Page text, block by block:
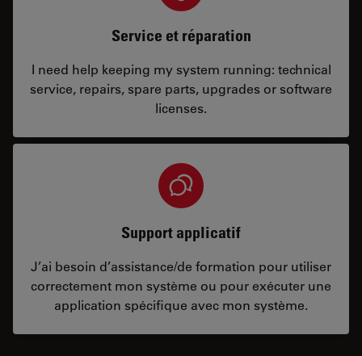
Service et réparation
I need help keeping my system running: technical
service, repairs, spare parts, upgrades or software
licenses.
Support applicatif
J’ai besoin d’assistance/de formation pour utiliser
correctement mon système ou pour exécuter une
application spécifique avec mon système.